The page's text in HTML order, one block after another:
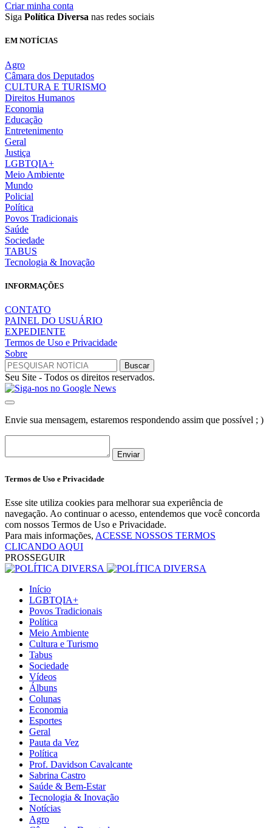
Criar minha conta
Siga Política Diversa nas redes sociais
EM NOTÍCIAS
Agro
Câmara dos Deputados
CULTURA E TURISMO
Direitos Humanos
Economia
Educação
Entretenimento
Geral
Justiça
LGBTQIA+
Meio Ambiente
Mundo
Policial
Política
Povos Tradicionais
Saúde
Sociedade
TABUS
Tecnologia & Inovação
INFORMAÇÕES
CONTATO
PAINEL DO USUÁRIO
EXPEDIENTE
Termos de Uso e Privacidade
Sobre
Seu Site - Todos os direitos reservados.
Envie sua mensagem, estaremos respondendo assim que possível ; )
Enviar
Termos de Uso e Privacidade
Esse site utiliza cookies para melhorar sua experiência de
navegação. Ao continuar o acesso, entendemos que você concorda
com nossos Termos de Uso e Privacidade.
Para mais informações, ACESSE NOSSOS TERMOS
CLICANDO AQUI
PROSSEGUIR
Início
LGBTQIA+
Povos Tradicionais
Política
Meio Ambiente
Cultura e Turismo
Tabus
Sociedade
Vídeos
Álbuns
Colunas
Economia
Esportes
Geral
Pauta da Vez
Política
Prof. Davidson Cavalcante
Sabrina Castro
Saúde & Bem-Estar
Tecnologia & Inovação
Notícias
Agro